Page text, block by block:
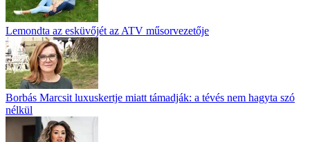
Lemondta az esküvőjét az ATV műsorvezetője
Borbás Marcsit luxuskertje miatt támadják: a tévés nem hagyta szó
nélkül